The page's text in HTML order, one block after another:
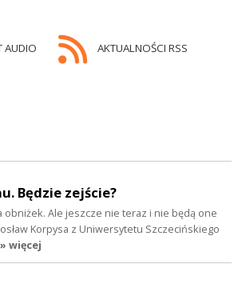
AUDIO AKTUALNOŚCI RSS
Będzie zejście?
obniżek. Ale jeszcze nie teraz i nie będą one
Korpysa z Uniwersytetu Szczecińskiego
» więcej